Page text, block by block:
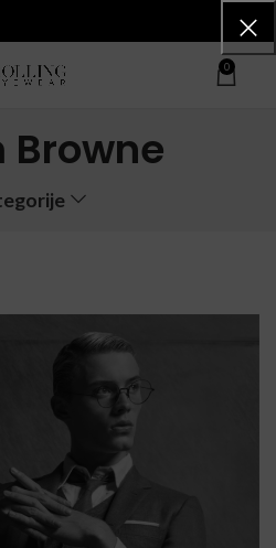
0
Browne